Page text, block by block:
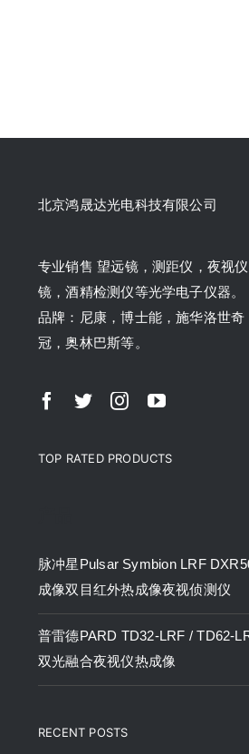
北京鸿晟达光电科技有限公司
专业销售 望远镜，测距仪，夜视
镜，酒精检测仪等光学电子仪器。
品牌：尼康，博士能，施华洛世
冠，奥林巴斯等。
TOP RATED PRODUCTS
脉冲星Pulsar Symbion LRF
成像双目红外热成像夜视侦测仪
普雷德PARD TD32-LRF / TD62-
双光融合夜视仪热成像
RECENT POSTS